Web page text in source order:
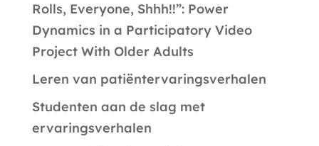
Rolls, Everyone, Shhh!!”: Power
Dynamics in a Participatory Video
Project With Older Adults
Leren van patiëntervaringsverhalen
Studenten aan de slag met
ervaringsverhalen